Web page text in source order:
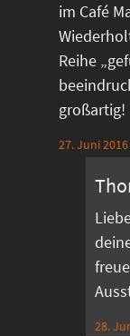
im Café
Reihe
großartig!
27. Juni 2016
28.